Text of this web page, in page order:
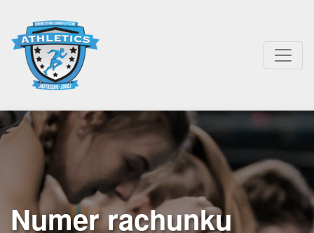
Numer rachunku